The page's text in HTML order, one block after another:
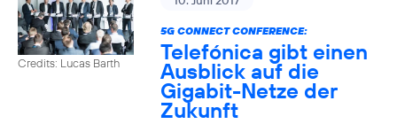
Credits: Lucas Barth
5G CONNECT CONFERENCE:
Telefónica gibt einen
Ausblick auf die
Gigabit-Netze der
Zukunft